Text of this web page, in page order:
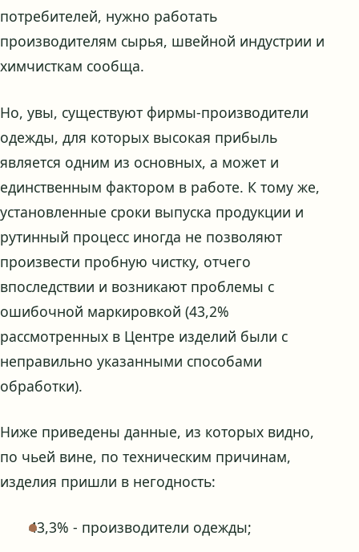
потребителей, нужно работать
производителям сырья, швейной индустрии и
химчисткам сообща.
Но, увы, существуют фирмы-производители
одежды, для которых высокая прибыль
является одним из основных, а может и
единственным фактором в работе. К тому же,
установленные сроки выпуска продукции и
рутинный процесс иногда не позволяют
произвести пробную чистку, отчего
впоследствии и возникают проблемы с
ошибочной маркировкой (43,2%
рассмотренных в Центре изделий были с
неправильно указанными способами
обработки).
Ниже приведены данные, из которых видно,
по чьей вине, по техническим причинам,
изделия пришли в негодность:
43,3% - производители одежды;